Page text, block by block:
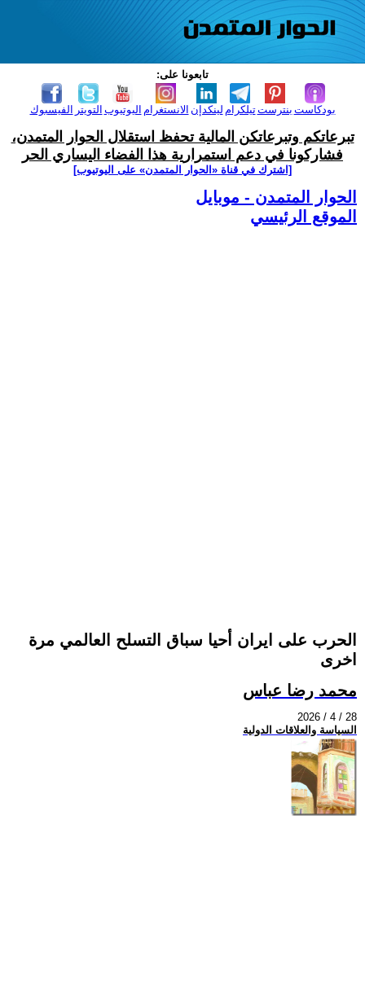
تابعونا على:
الفيسبوك التويتر اليوتيوب الانستغرام لينكدإن تيلكرامبنترست بودكاست
تبرعاتكم وتبرعاتكن المالية تحفظ استقلال الحوار المتمدن،
فشاركونا في دعم استمرارية هذا الفضاء اليساري الحر
[اشترك في قناة ‫«الحوار المتمدن» على اليوتيوب]
الحوار المتمدن - موبايل
الموقع الرئيسي
الحرب على ايران أحيا سباق التسلح العالمي مرة
اخرى
محمد رضا عباس
2026 / 4 / 28
السياسة والعلاقات الدولية